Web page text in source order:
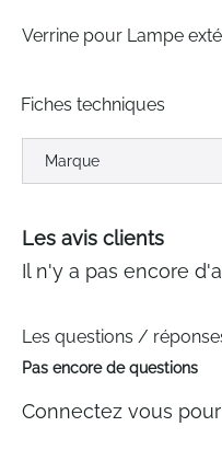
Verrine pour Lampe
Fiches techniques
Marque
Les avis clients
Il n'y a pas encore
Les questions /
Pas encore de questions
Connectez vous